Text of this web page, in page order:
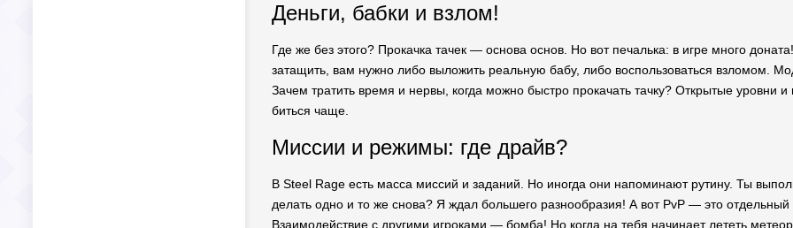
Деньги, бабки и взлом!
Где же без этого? Прокачка тачек — основа основ. Но вот печалька: в игре много
затащить, вам нужно либо выложить реальную бабу, либо воспользоваться взломом.
Зачем тратить время и нервы, когда можно быстро прокачать тачку? Открытые уровни
биться чаще.
Миссии и режимы: где драйв?
В Steel Rage есть масса миссий и заданий. Но иногда они напоминают рутину. Ты
делать одно и то же снова? Я ждал большего разнообразия! А вот PvP — это отдельный
Взаимодействие с другими игроками — бомба! Но когда на тебя начинает лететь